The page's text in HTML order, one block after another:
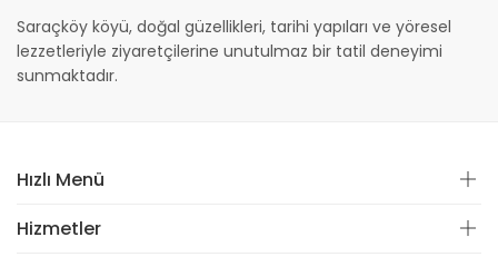
Saraçköy köyü, doğal güzellikleri, tarihi yapıları ve yöresel
lezzetleriyle ziyaretçilerine unutulmaz bir tatil deneyimi
sunmaktadır.
Hızlı Menü
Hizmetler